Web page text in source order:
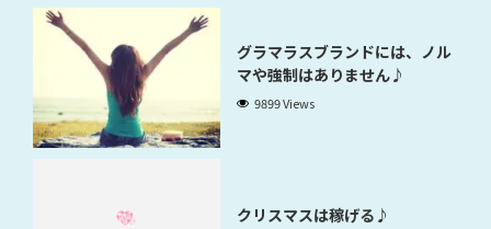
グラマラスブランドには、ノル
マや強制はありません♪
9899 Views
クリスマスは稼げる♪